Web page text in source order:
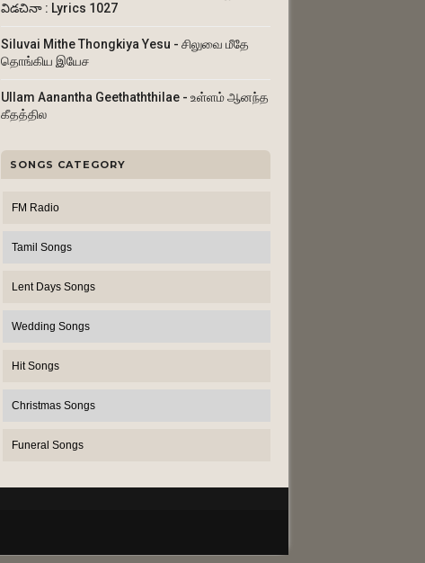
విడచినా : Lyrics 1027
Siluvai Mithe Thongkiya Yesu - சிலுவை மீதே
தொங்கிய இயேச
Ullam Aanantha Geethaththilae - உள்ளம் ஆனந்த
கீதத்தில
SONGS CATEGORY
FM Radio
Tamil Songs
Lent Days Songs
Wedding Songs
Hit Songs
Christmas Songs
Funeral Songs